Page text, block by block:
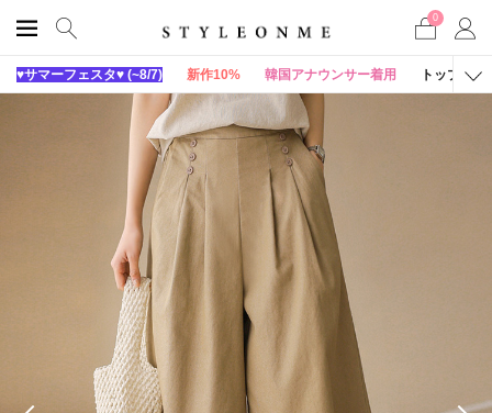
0
♥サマーフェスタ♥ (~8/7) 新作10% 韓国アナウンサー着用 トップス